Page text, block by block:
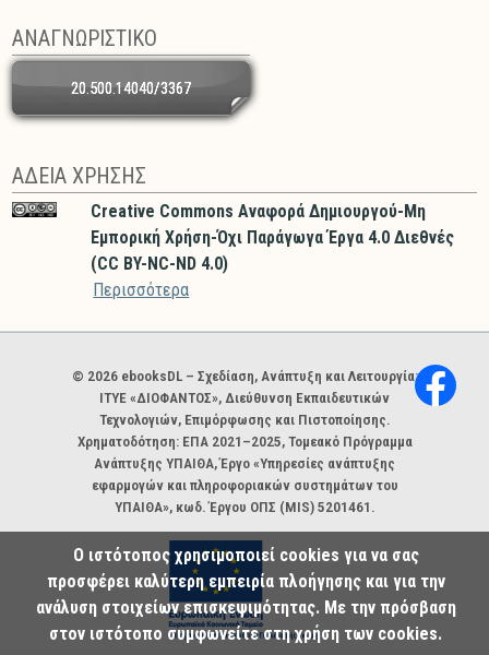
ΑΝΑΓΝΩΡΙΣΤΙΚΟ
20.500.14040/3367
ΑΔΕΙΑ ΧΡΗΣΗΣ
Creative Commons Αναφορά Δημιουργού-Μη
Εμπορική Χρήση-Όχι Παράγωγα Έργα 4.0 Διεθνές
(CC BY-NC-ND 4.0)
Περισσότερα
Χορηγοί και φορείς
© 2026 ebooksDL – Σχεδίαση, Ανάπτυξη και Λειτουργία:
ΙΤΥΕ «ΔΙΟΦΑΝΤΟΣ», Διεύθυνση Εκπαιδευτικών
Τεχνολογιών, Επιμόρφωσης και Πιστοποίησης.
Χρηματοδότηση: ΕΠΑ 2021–2025, Τομεακό Πρόγραμμα
Ανάπτυξης ΥΠΑΙΘΑ, Έργο «Υπηρεσίες ανάπτυξης
εφαρμογών και πληροφοριακών συστημάτων του
ΥΠΑΙΘΑ», κωδ. Έργου ΟΠΣ (MIS) 5201461.
Ο ιστότοπος χρησιμοποιεί cookies για να σας
προσφέρει καλύτερη εμπειρία πλοήγησης και για την
ανάλυση στοιχείων επισκεψιμότητας. Με την πρόσβαση
στον ιστότοπο συμφωνείτε στη χρήση των cookies.